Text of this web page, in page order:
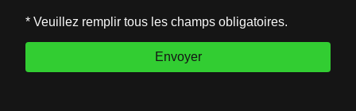
* Veuillez remplir tous les champs obligatoires.
Envoyer